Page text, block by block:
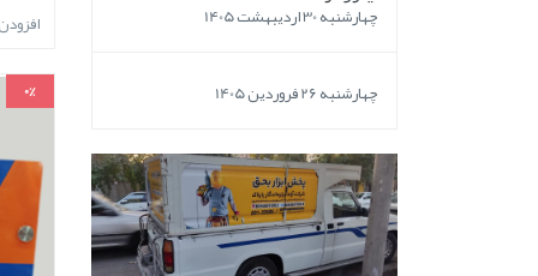
چهارشنبه 30 اردیبهشت 1405
چهارشنبه 26 فروردین 1405 0%